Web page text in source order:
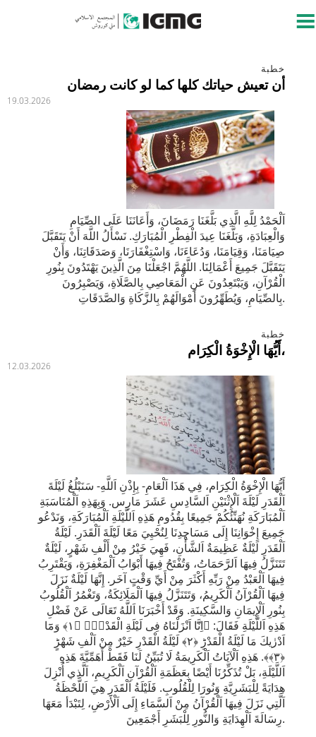
خطبة
أن تعيش حياتك كلها كما لو كانت رمضان
19.03.2026
اَلْحَمْدُ لِلَّهِ الَّذِي بَلَّغَنَا رَمَضَانَ، وَأَعَانَنَا عَلَى الصِّيَامِ
وَالْعِبَادَةِ، وَبَلَّغَنَا عِيدَ الْفِطْرِ الْمُبَارَكِ. نَسْأَلُ اللَّهَ أَنْ يَتَقَبَّلَ
صِيَامَنَا، وَقِيَامَنَا، وَدُعَاءَنَا، وَاسْتِغْفَارَنَا، وَصَدَقَاتِنَا، وَأَنْ
يَتَقَبَّلَ جَمِيعَ أَعْمَالِنَا. اللَّهُمَّ اجْعَلْنَا مِنَ الَّذِينَ يَهْتَدُونَ بِنُورِ
الْقُرْآنِ، وَيَبْتَعِدُونَ عَنِ الْمَعَاصِي بِالصَّلَاةِ، وَيَصْبِرُونَ
بِالصِّيَامِ، وَيُطَهِّرُونَ أَمْوَالَهُمْ بِالزَّكَاةِ وَالصَّدَقَاتِ.
خطبة
أَيُّهَا الْإِخْوَةُ الْكِرَام،
12.03.2026
اَلْقَدَرِ لَيْلَةَ اَلْإِثْنَيْنِ اَلسَّادِسِ عَشَرَ مَارِس. وَبِهَذِهِ اَلْمُنَاسَبَةِ
اَلْمُبَارَكَةِ نُهَنِّئُكُمْ جَمِيعًا بِقُدُومِ هَذِهِ اَللَّيْلَةِ اَلْمُبَارَكَةِ، وَنَدْعُو
جَمِيعَ إِخْوَانِنَا إِلَى مَسَاجِدِنَا لِنُحْيِيَ مَعًا لَيْلَةَ اَلْقَدَرِ. لَيْلَةُ
اَلْقَدَرِ لَيْلَةٌ عَظِيمَةٌ اَلشَّأْنِ، فَهِيَ خَيْرُ مِنْ أَلْفِ شَهْرٍ، لَيْلَةٌ
تَتَنَزَّلُ فِيهَا اَلرَّحَمَاتُ، وَتُفْتَحُ فِيهَا أَبْوَابُ اَلْمَغْفِرَةِ، وَيَقْتَرِبُ
فِيهَا اَلْعَبْدُ مِنْ رَبِّهِ أَكْثَرَ مِنْ أَيِّ وَقْتٍ آخَر. إِنَّهَا لَيْلَةٌ نَزَلَ
فِيهَا اَلْقُرْآنُ اَلْكَرِيمُ، وَتَتَنَزَّلُ فِيهَا اَلْمَلَائِكَةُ، وَتَغْمُرُ اَلْقُلُوبُ
بِنُورِ اَلْإِيمَانِ وَالسَّكِينَةِ. وَقَدْ أَخْبَرَنَا اَللَّهُ تَعَالَى عَنْ فَضْلِ
هَذِهِ اَللَّيْلَةِ فَقَالَ: ﴿اِنَّٓا اَنْزَلْنَاهُ فِى لَيْلَةِ الْقَدْرِۚ ﴿١﴾ وَمَٓا
اَدْرٰيكَ مَا لَيْلَةُ الْقَدْرِؕ ﴿٢﴾ لَيْلَةُ الْقَدْرِ خَيْرٌ مِنْ اَلْفِ شَهْرٍؕ
﴿٣﴾﴾. هَذِهِ اَلْآيَاتُ اَلْكَرِيمَةُ لَا تُبَيِّنُ لَنَا فَقَطْ أَهَمِّيَّةَ هَذِهِ
اَللَّيْلَةِ، بَلْ تُذَكِّرُنَا أَيْضًا بِعَظَمَةِ اَلْقُرْآنِ اَلْكَرِيمِ، اَلَّذِي أُنْزِلَ
هِدَايَةً لِلْبَشَرِيَّةِ وَنُورَا لِلْقُلُوبِ. فَلَيْلَةُ اَلْقَدَرِ هِيَ اَللَّحْظَةُ
اَلَّتِي نَزَلَ فِيهَا اَلْقُرْآنُ مِنْ اَلسَّمَاءِ إِلَى اَلْأَرْضِ، لِتَبْدَأ مَعَهَا
رِسَالَةَ اَلْهِدَايَةِ وَالنُّورِ لِلْبَشَرِ أَجْمَعِينَ.